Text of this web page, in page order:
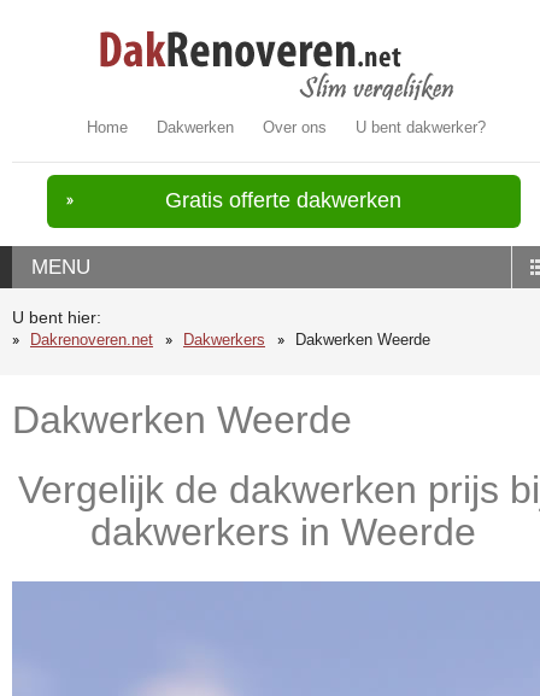
Home Dakwerken Over ons U bent dakwerker?
Gratis offerte dakwerken
MENU
U bent hier:
Dakrenoveren.net
Dakwerkers Dakwerken Weerde
Dakwerken Weerde
Vergelijk de dakwerken prijs
dakwerkers in Weerde